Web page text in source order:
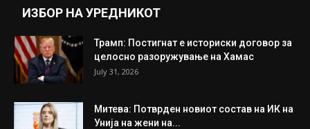
ИЗБОР НА УРЕДНИКОТ
Трамп: Постигнат е историски договор за
целосно разоружување на Хамас
July 31, 2026
Митева: Потврден новиот состав на ИК на
Унија на жени на...